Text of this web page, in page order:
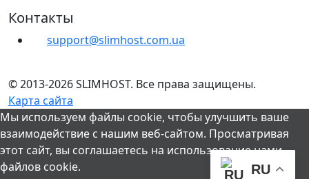
Контакты
support@slimhost.com.ua
© 2013-2026 SLIMHOST. Все права защищены.
Карта сайта
RU
Мы используем файлы cookie, чтобы улучшить ваше
взаимодействие с нашим веб-сайтом. Просматривая
этот сайт, вы соглашаетесь на использование нами
файлов cookie.